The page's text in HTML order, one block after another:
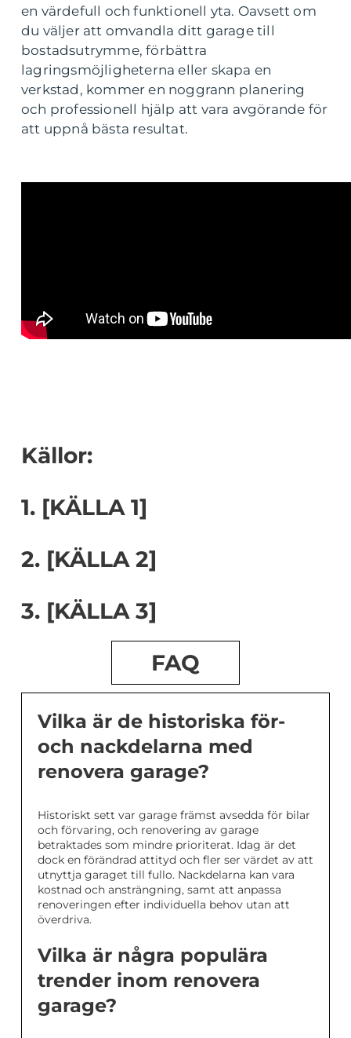
en värdefull och funktionell yta. Oavsett om
du väljer att omvandla ditt garage till
bostadsutrymme, förbättra
lagringsmöjligheterna eller skapa en
verkstad, kommer en noggrann planering
och professionell hjälp att vara avgörande för
att uppnå bästa resultat.
Källor:
1. [KÄLLA 1]
2. [KÄLLA 2]
3. [KÄLLA 3]
FAQ
Vilka är de historiska för-
och nackdelarna med
renovera garage?
Historiskt sett var garage främst avsedda för bilar
och förvaring, och renovering av garage
betraktades som mindre prioriterat. Idag är det
dock en förändrad attityd och fler ser värdet av att
utnyttja garaget till fullo. Nackdelarna kan vara
kostnad och ansträngning, samt att anpassa
renoveringen efter individuella behov utan att
överdriva.
Vilka är några populära
trender inom renovera
garage?